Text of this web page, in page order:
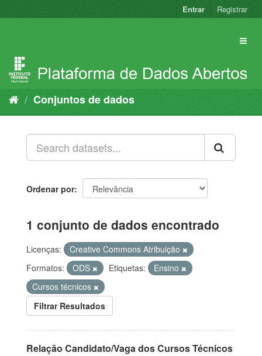
para
Entrar Registrar
Conjuntos de dados
Ordenar por
1 conjunto de dados encontrado
Licenças:
Creative Commons Atribuição
Formatos:
ODS Etiquetas:
Ensino
Cursos técnicos
Filtrar Resultados
Relação Candidato/Vaga dos Cursos Técnicos